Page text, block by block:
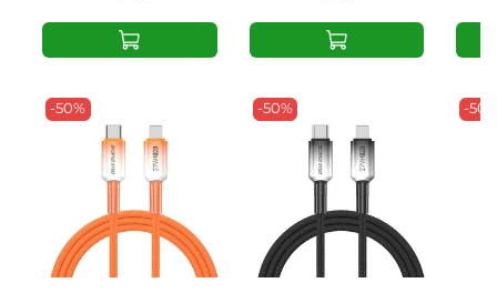
-50% -50% -